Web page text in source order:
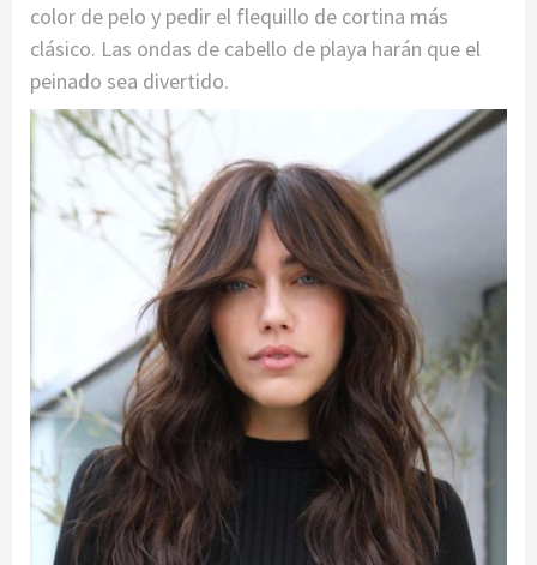
color de pelo y pedir el flequillo de cortina más
clásico. Las ondas de cabello de playa harán que el
peinado sea divertido.